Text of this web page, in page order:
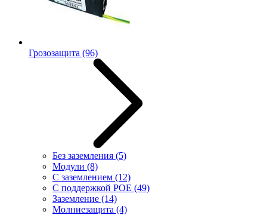
Грозозащита (96)
Без заземления (5)
Модули (8)
С заземлением (12)
С поддержкой POE (49)
Заземление (14)
Молниезащита (4)